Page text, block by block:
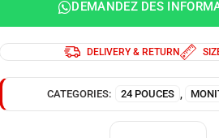
DEMANDEZ DES
DELIVERY & RETURN
CATEGORIES: 24 POUCES